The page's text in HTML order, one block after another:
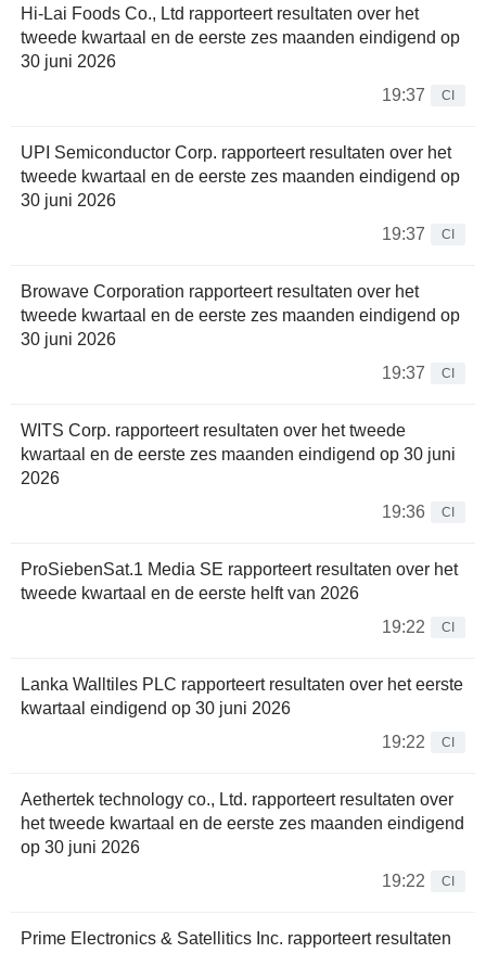
Hi-Lai Foods Co., Ltd rapporteert resultaten over het
tweede kwartaal en de eerste zes maanden eindigend op
30 juni 2026
19:37
CI
UPI Semiconductor Corp. rapporteert resultaten over het
tweede kwartaal en de eerste zes maanden eindigend op
30 juni 2026
19:37
CI
Browave Corporation rapporteert resultaten over het
tweede kwartaal en de eerste zes maanden eindigend op
30 juni 2026
19:37
CI
WITS Corp. rapporteert resultaten over het tweede
kwartaal en de eerste zes maanden eindigend op 30 juni
2026
19:36
CI
ProSiebenSat.1 Media SE rapporteert resultaten over het
tweede kwartaal en de eerste helft van 2026
19:22
CI
Lanka Walltiles PLC rapporteert resultaten over het eerste
kwartaal eindigend op 30 juni 2026
19:22
CI
Aethertek technology co., Ltd. rapporteert resultaten over
het tweede kwartaal en de eerste zes maanden eindigend
op 30 juni 2026
19:22
CI
Prime Electronics & Satellitics Inc. rapporteert resultaten